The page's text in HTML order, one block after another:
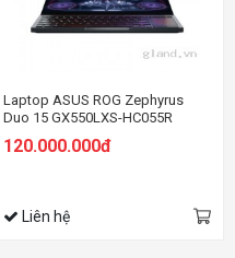
Laptop ASUS ROG Zephyrus
Duo 15 GX550LXS-HC055R
120.000.000đ
Liên hệ